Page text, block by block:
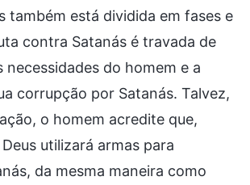
também está dividida em fases e
contra Satanás é travada de
necessidades do homem e a
corrupção por Satanás. Talvez,
o homem acredite que,
utilizará armas para
da mesma maneira como